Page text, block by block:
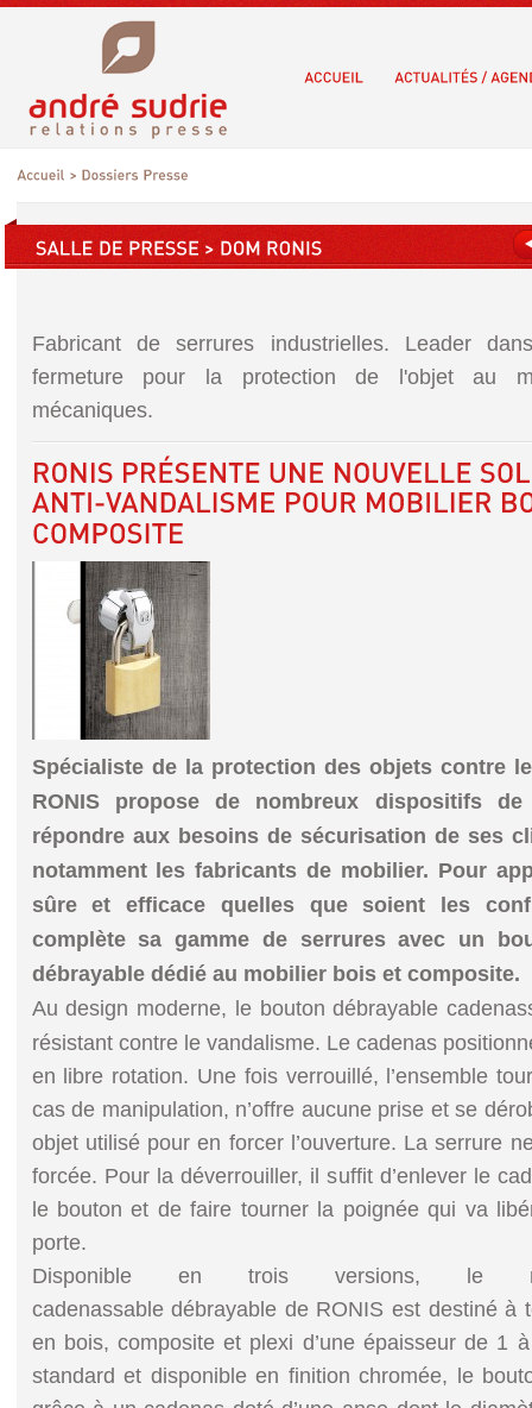
Fabricant de serrures industrielles. Leader
fermeture pour la protection de l'objet au
mécaniques.
Spécialiste de la protection des objets contre
RONIS propose de nombreux dispositifs
répondre aux besoins de sécurisation de ses
notamment les fabricants de mobilier. Pour
sûre et efficace quelles que soient les
complète sa gamme de serrures avec un
débrayable dédié au mobilier bois et composite.
Au design moderne, le bouton débrayable
résistant contre le vandalisme. Le cadenas
en libre rotation. Une fois verrouillé, l’ensemble
cas de manipulation, n’offre aucune prise et se
objet utilisé pour en forcer l’ouverture. La serrure
forcée. Pour la déverrouiller, il suffit d’enlever le
le bouton et de faire tourner la poignée qui va
porte.
Disponible en trois versions, le
cadenassable débrayable de RONIS est destiné à
en bois, composite et plexi d’une épaisseur de 1
standard et disponible en finition chromée, le